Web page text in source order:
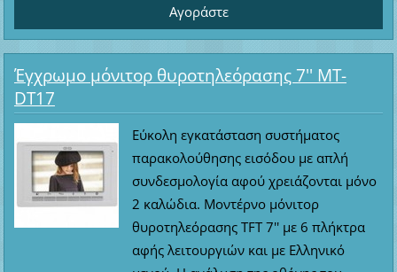
Έγχρωμο μόνιτορ θυροτηλεόρασης 7'' MT-
DT17
Εύκολη εγκατάσταση συστήματος
παρακολούθησης εισόδου με απλή
συνδεσμολογία αφού χρειάζονται μόνο
2 καλώδια. Μοντέρνο μόνιτορ
θυροτηλεόρασης TFT 7'' με 6 πλήκτρα
αφής λειτουργιών και με Ελληνικό